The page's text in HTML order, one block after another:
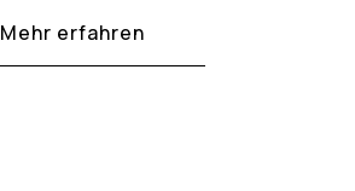
Mehr erfahren